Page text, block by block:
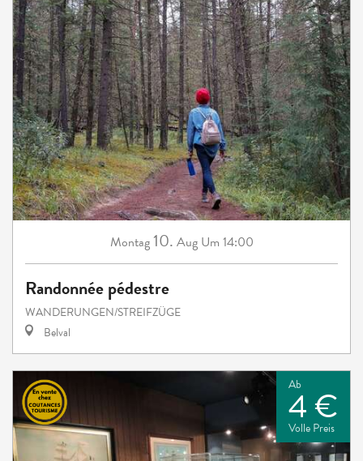
Montag 10. Aug Um 14:00
Randonnée pédestre
WANDERUNGEN/STREIFZÜGE
Belval
Ab
4 €
Volle Preis